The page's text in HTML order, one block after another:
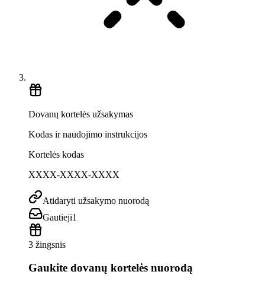
Dovanų kortelės užsakymas
Kodas ir naudojimo instrukcijos
Kortelės kodas
XXXX-XXXX-XXXX
Atidaryti užsakymo nuorodą
Gautieji1
3 žingsnis
Gaukite dovanų kortelės nuorodą